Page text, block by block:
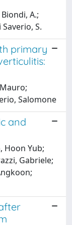
A.;
S.
primary
Salomone
and
Hoon Yub;
Gabriele;